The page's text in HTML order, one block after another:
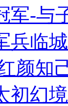
军-与
兵临
颜知
初幻